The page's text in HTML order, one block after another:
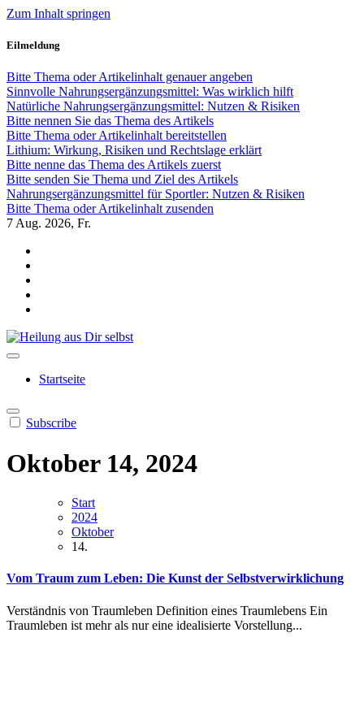
Zum Inhalt springen
Eilmeldung
Bitte Thema oder Artikelinhalt genauer angeben
Sinnvolle Nahrungsergänzungsmittel: Was wirklich hilft
Natürliche Nahrungsergänzungsmittel: Nutzen & Risiken
Bitte nennen Sie das Thema des Artikels
Bitte Thema oder Artikelinhalt bereitstellen
Lithium: Wirkung, Risiken und Rechtslage erklärt
Bitte nenne das Thema des Artikels zuerst
Bitte senden Sie Thema und Ziel des Artikels
Nahrungsergänzungsmittel für Sportler: Nutzen & Risiken
Bitte Thema oder Artikelinhalt zusenden
7 Aug. 2026, Fr.
Startseite
Subscribe
Oktober 14, 2024
Start
2024
Oktober
14.
Vom Traum zum Leben: Die Kunst der Selbstverwirklichung
Verständnis von Traumleben Definition eines Traumlebens Ein
Traumleben ist mehr als nur eine idealisierte Vorstellung...